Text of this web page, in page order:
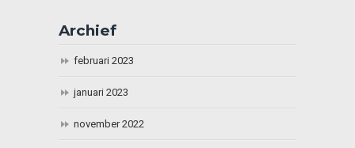
Archief
februari 2023
januari 2023
november 2022